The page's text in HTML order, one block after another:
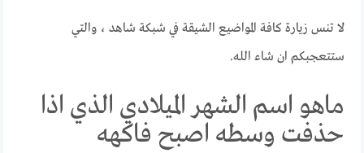
لا تنس زيارة كافة المواضيع الشيقة في شبكة شاهد ، والتي
ستتعجبكم ان شاء الله.
ماهو اسم الشهر الميلادي الذي اذا
حذفت وسطه اصبح فاكهه